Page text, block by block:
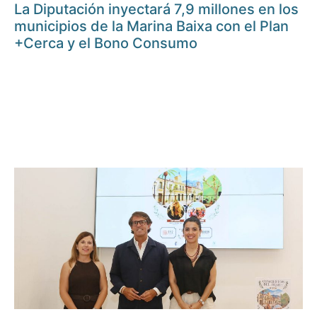
La Diputación inyectará 7,9 millones en los
municipios de la Marina Baixa con el Plan
+Cerca y el Bono Consumo